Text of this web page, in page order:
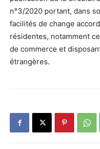
n°3/2020 portant, dans
facilités de change
résidentes, notamment
de commerce et
étrangères.